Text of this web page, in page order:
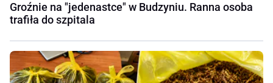
Groźnie na "jedenastce" w Budzyniu. Ranna osoba
trafiła do szpitala